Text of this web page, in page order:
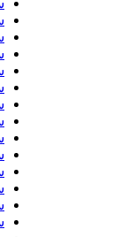
سجاد ای
سجاد
سجاد
سجاد
سجاد
سجاد
سرپیکو
سروش
سعید
سعید پاشا
سعید پانتر
سعید
سعید